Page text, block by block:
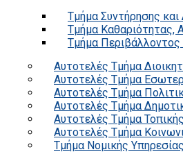
Τμήμα Συντήρησης
Τμήμα Καθαριότητας,
Τμήμα Περιβάλλοντος
Αυτοτελές Τμήμα
Αυτοτελές Τμήμα
Αυτοτελές Τμήμα
Αυτοτελές Τμήμα
Αυτοτελές Τμήμα
Αυτοτελές Τμήμα
Τμήμα Νομικής Υπηρεσίας